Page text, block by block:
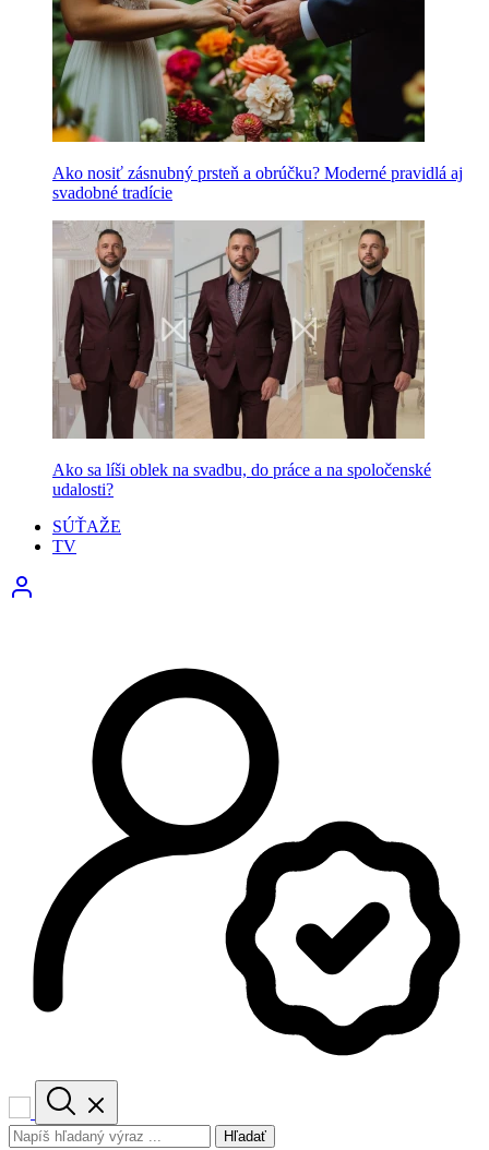
Ako nosiť zásnubný prsteň a obrúčku? Moderné pravidlá aj
svadobné tradície
Ako sa líši oblek na svadbu, do práce a na spoločenské
udalosti?
SÚŤAŽE
TV
Hľadať